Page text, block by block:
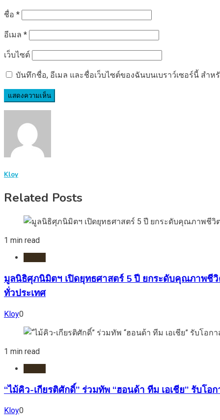
ชื่อ *
อีเมล *
เว็บไซต์
บันทึกชื่อ, อีเมล และชื่อเว็บไซต์ของฉันบนเบราว์เซอร์นี้ สำห
Kloy
Related Posts
1 min read
มูลนิธิศุภนิมิตฯ เปิดยุทธศาสตร์ 5 ปี ยกระดับคุณภาพชี
ทั่วประเทศ
Kloy0
1 min read
“ไม้คิว-เกียรติศักดิ์” ร่วมทัพ “ฮอนด้า ทีม เอเชีย” รับโ
Kloy0